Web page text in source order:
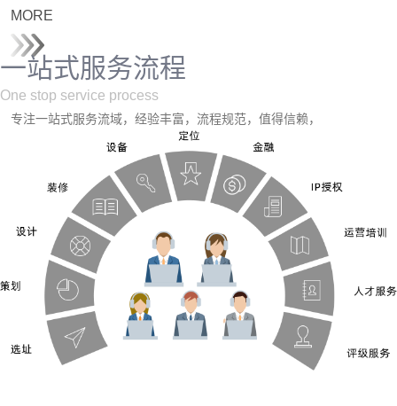
MORE
一站式服务流程
One stop service process
专注一站式服务流域，经验丰富，流程规范，值得信赖，